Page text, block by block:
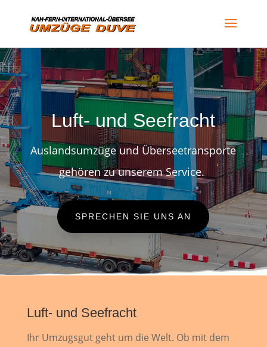
Luft- und Seefracht
Auslandsumzüge und Überseetransporte
gehören zu unserem Service.
SPRECHEN SIE UNS AN
Luft- und Seefracht
Ihr Umzugsgut geht um die Welt. Ob mit dem